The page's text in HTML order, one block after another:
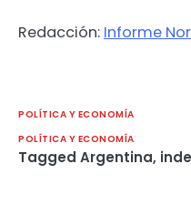
Redacción: Informe
POLÍTICA Y ECONOMÍA
POLÍTICA Y ECONOMÍA
Tagged Argentina,